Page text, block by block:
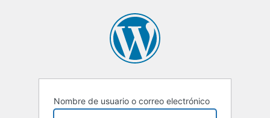
Nombre de usuario o correo electrónico